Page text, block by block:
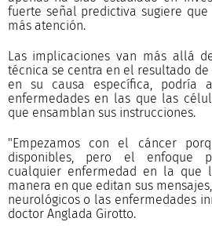
fuerte señal predictiva sugiere
más atención.
Las implicaciones van más allá
técnica se centra en el resultado
en su causa específica, podría
enfermedades en las que las
que ensamblan sus instrucciones.
"Empezamos con el cáncer
disponibles, pero el enfoque
cualquier enfermedad en la que
manera en que editan sus
neurológicos o las enfermedades
doctor Anglada Girotto.